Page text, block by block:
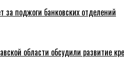
поджоги банковских отделений
области обсудили развитие